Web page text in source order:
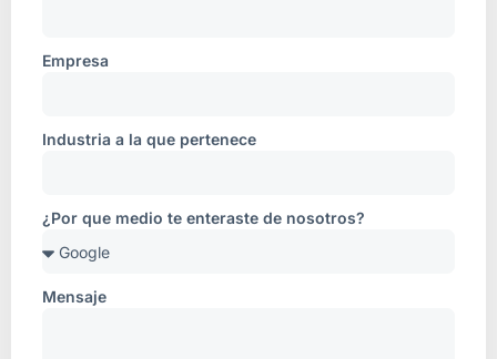
Empresa
Industria a la que pertenece
¿Por que medio te enteraste de nosotros?
Mensaje